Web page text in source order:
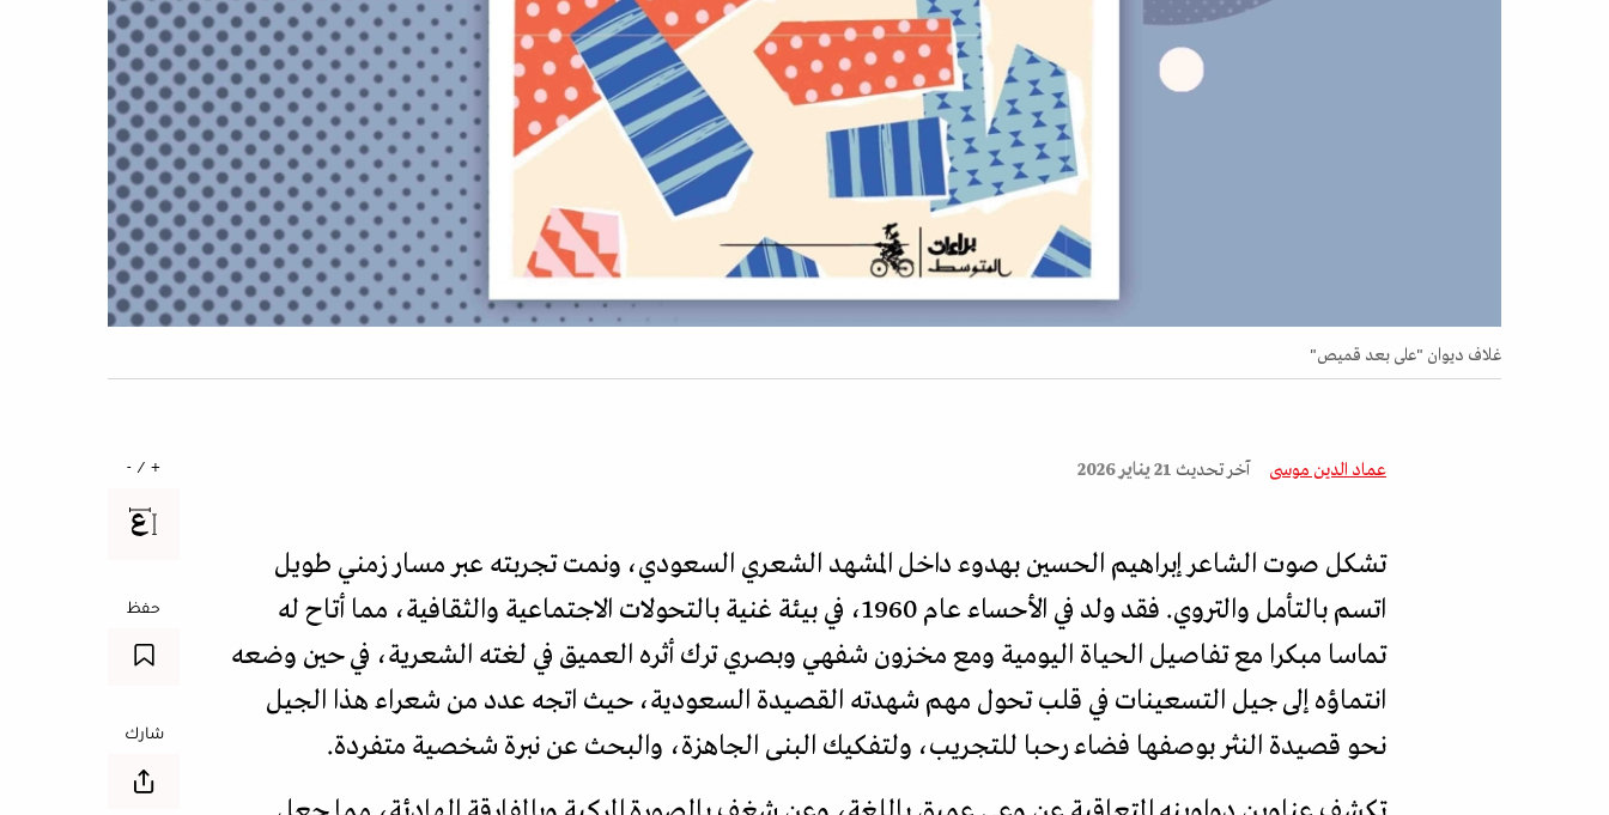
غلاف ديوان "على بعد قميص"
عماد الدين موسى آخر تحديث 21 يناير 2026
تشكل صوت الشاعر إبراهيم الحسين بهدوء داخل المشهد الشعري السعودي، ونمت تجربته عبر مسار زمني طويل
اتسم بالتأمل والتروي. فقد ولد في الأحساء عام 1960، في بيئة غنية بالتحولات الاجتماعية والثقافية، مما أتاح له
تماسا مبكرا مع تفاصيل الحياة اليومية ومع مخزون شفهي وبصري ترك أثره العميق في لغته الشعرية، في حين وضعه
انتماؤه إلى جيل التسعينات في قلب تحول مهم شهدته القصيدة السعودية، حيث اتجه عدد من شعراء هذا الجيل
نحو قصيدة النثر بوصفها فضاء رحبا للتجريب، ولتفكيك البنى الجاهزة، والبحث عن نبرة شخصية متفردة.
+ / -
حفظ
شارك